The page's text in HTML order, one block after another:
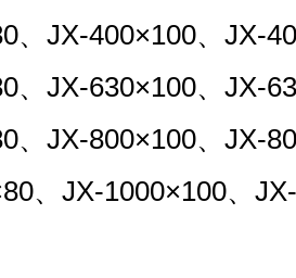
JX-400×100、JX-
JX-630×100、JX-
JX-800×100、JX-
、JX-1000×100、